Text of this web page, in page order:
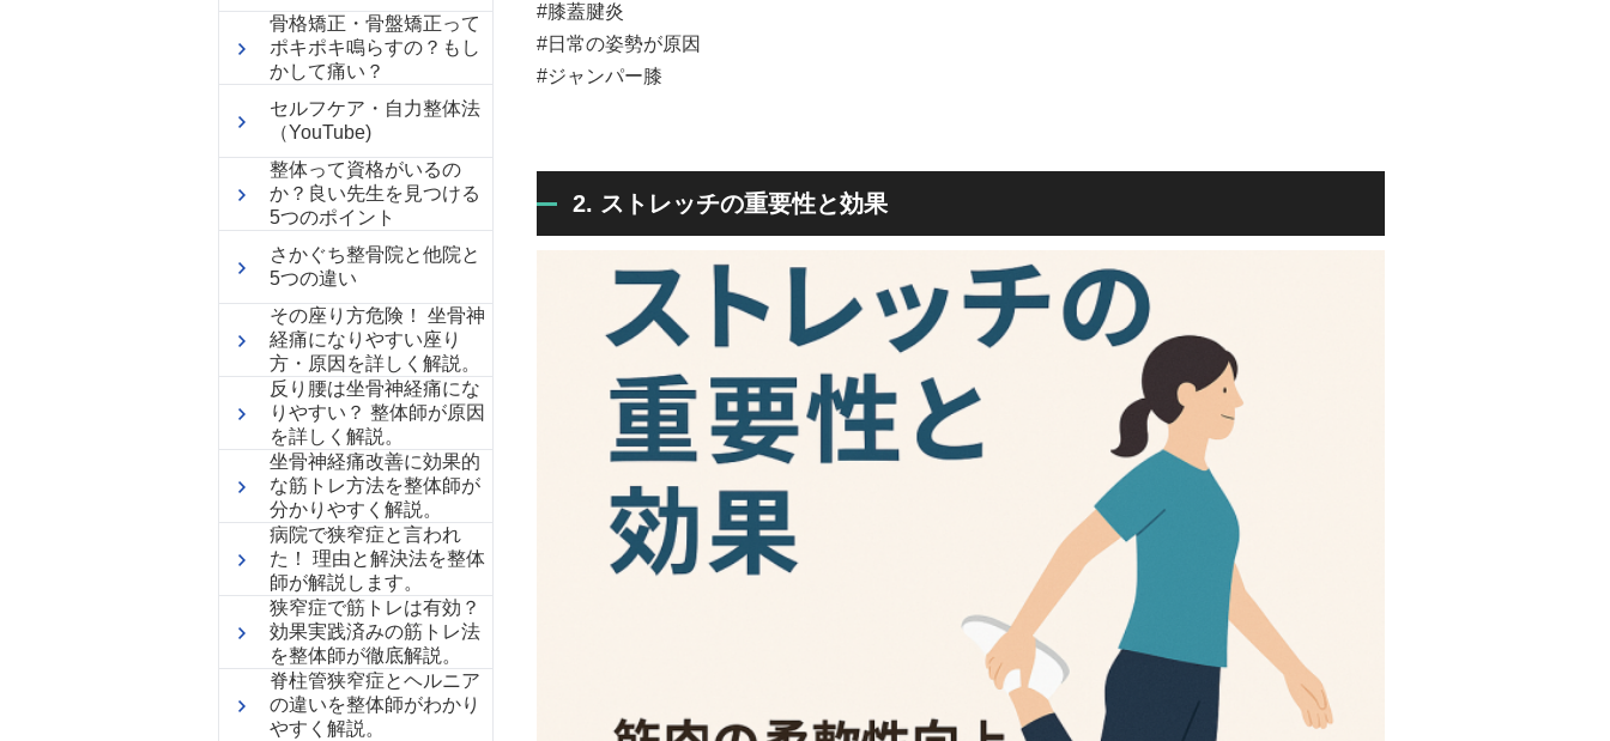
骨格矯正・骨盤矯正って
ポキポキ鳴らすの？もし
かして痛い？
セルフケア・自力整体法
（YouTube)
整体って資格がいるの
か？良い先生を見つける
5つのポイント
さかぐち整骨院と他院と
5つの違い
その座り方危険！ 坐骨神
経痛になりやすい座り
方・原因を詳しく解説。
反り腰は坐骨神経痛にな
りやすい？ 整体師が原因
を詳しく解説。
坐骨神経痛改善に効果的
な筋トレ方法を整体師が
分かりやすく解説。
病院で狭窄症と言われ
た！ 理由と解決法を整体
師が解説します。
狭窄症で筋トレは有効？
効果実践済みの筋トレ法
を整体師が徹底解説。
脊柱管狭窄症とヘルニア
の違いを整体師がわかり
やすく解説。
#膝蓋腱炎
#日常の姿勢が原因
#ジャンパー膝
2. ストレッチの重要性と効果